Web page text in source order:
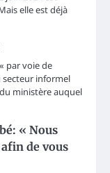
elle est déjà
par voie de
secteur informel
ministère auquel
« Nous
de vous